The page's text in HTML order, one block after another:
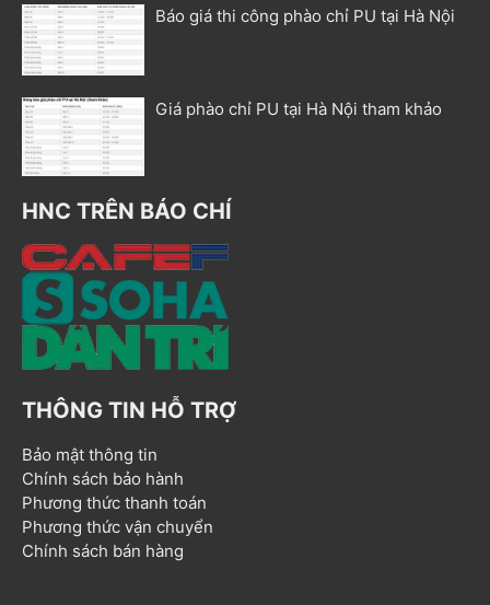
Báo giá thi công phào chỉ PU tại Hà Nội
Giá phào chỉ PU tại Hà Nội tham khảo
HNC TRÊN BÁO CHÍ
THÔNG TIN HỖ TRỢ
Bảo mật thông tin
Chính sách bảo hành
Phương thức thanh toán
Phương thức vận chuyển
Chính sách bán hàng